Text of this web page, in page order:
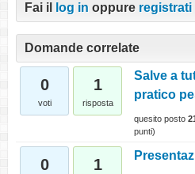
Fai il log in oppure registrati
Domande correlate
0
voti
1
risposta
Salve a
pratico
quesito posto
punti)
0 1